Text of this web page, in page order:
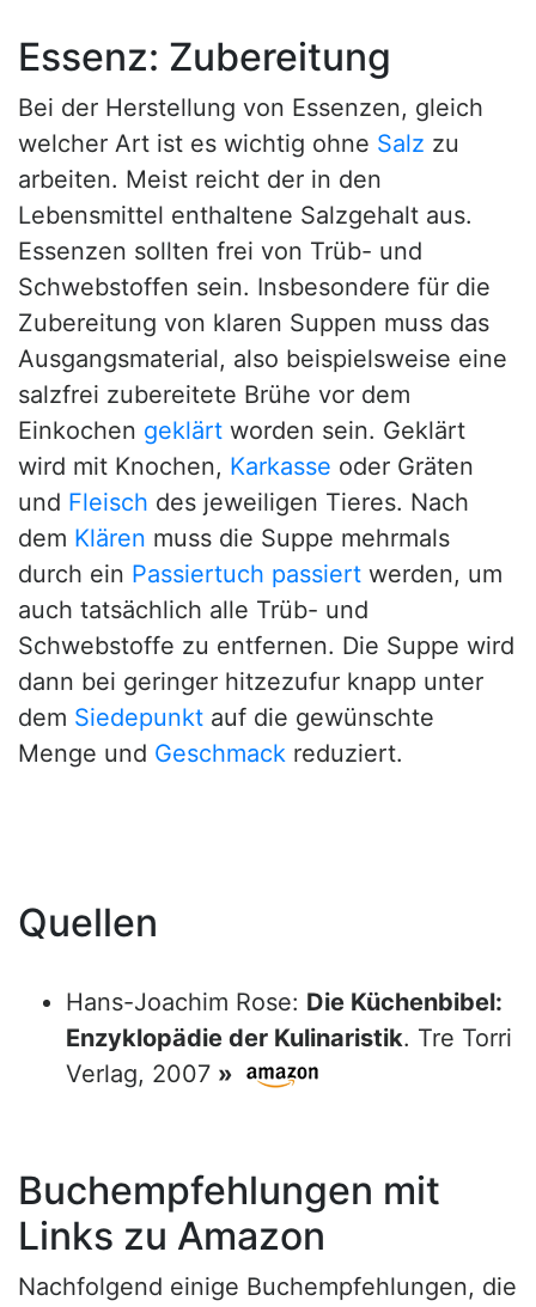
Essenz: Zubereitung
Bei der Herstellung von Essenzen, gleich
welcher Art ist es wichtig ohne Salz zu
arbeiten. Meist reicht der in den
Lebensmittel enthaltene Salzgehalt aus.
Essenzen sollten frei von Trüb- und
Schwebstoffen sein. Insbesondere für die
Zubereitung von klaren Suppen muss das
Ausgangsmaterial, also beispielsweise eine
salzfrei zubereitete Brühe vor dem
Einkochen geklärt worden sein. Geklärt
wird mit Knochen, Karkasse oder Gräten
und Fleisch des jeweiligen Tieres. Nach
dem Klären muss die Suppe mehrmals
durch ein Passiertuch passiert werden, um
auch tatsächlich alle Trüb- und
Schwebstoffe zu entfernen. Die Suppe wird
dann bei geringer hitzezufur knapp unter
dem Siedepunkt auf die gewünschte
Menge und Geschmack reduziert.
Quellen
Hans-Joachim Rose: Die Küchenbibel:
Enzyklopädie der Kulinaristik. Tre Torri
Verlag, 2007 »
Buchempfehlungen mit
Links zu Amazon
Nachfolgend einige Buchempfehlungen, die